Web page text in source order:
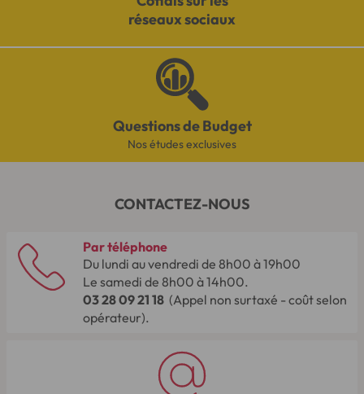
réseaux sociaux
Questions de Budget
Nos études exclusives
CONTACTEZ-NOUS
Par téléphone
Du lundi au vendredi de 8h00 à 19h00
Le samedi de 8h00 à 14h00.
03 28 09 21 18 (Appel non surtaxé - coût selon
opérateur).